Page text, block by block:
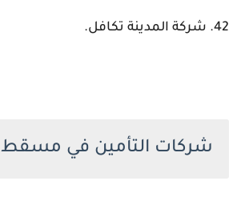
42. شركة المدينة تكافل.
شركات التأمين في مسقط